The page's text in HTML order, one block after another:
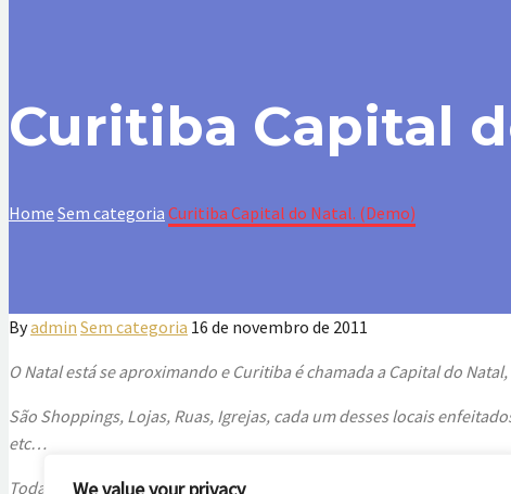
Curitiba Capital
Home Sem categoria Curitiba Capital do Natal. (Demo)
Byadmin Sem categoria 16 de novembro de 2011
O Natal está se aproximando e Curitiba é chamada a Capital do
São Shoppings, Lojas, Ruas, Igrejas, cada um desses locais
etc…
Toda a programação dos eventos natalinos de 2011 pode